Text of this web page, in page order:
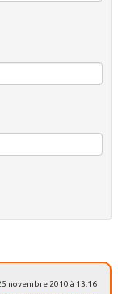
novembre 2010 à 13:16